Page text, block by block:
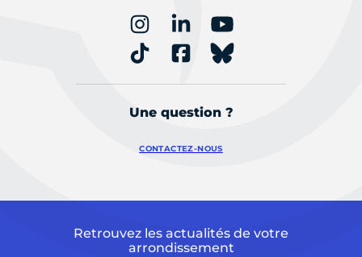
Une question ?
CONTACTEZ-NOUS
Retrouvez les actualités de votre
arrondissement